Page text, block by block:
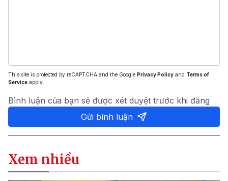
This site is protected by reCAPTCHA and the Google Privacy Policy and Terms of
Service apply.
Bình luận của bạn sẽ được xét duyệt trước khi đăng
Gửi bình luận
Xem nhiều